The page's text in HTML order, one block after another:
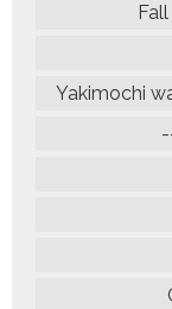
Yakimochi